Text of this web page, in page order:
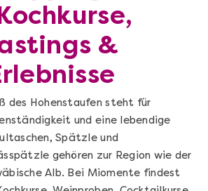
&
des Hohenstaufen steht für
und eine lebendige
Spätzle und
gehören zur Region wie der
Alb. Bei Miomente findest